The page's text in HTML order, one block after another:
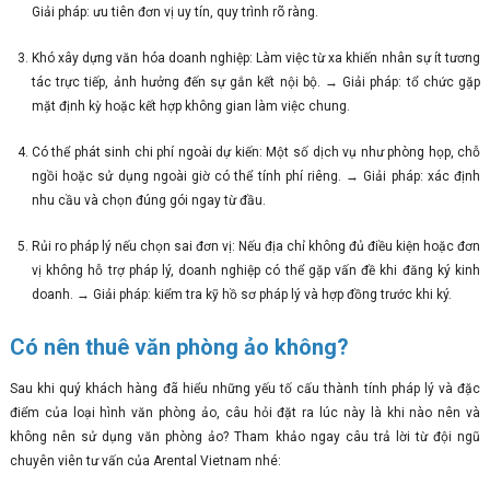
Giải pháp: ưu tiên đơn vị uy tín, quy trình rõ ràng.
Khó xây dựng văn hóa doanh nghiệp: Làm việc từ xa khiến nhân sự ít tương
tác trực tiếp, ảnh hưởng đến sự gắn kết nội bộ. → Giải pháp: tổ chức gặp
mặt định kỳ hoặc kết hợp không gian làm việc chung.
Có thể phát sinh chi phí ngoài dự kiến: Một số dịch vụ như phòng họp, chỗ
ngồi hoặc sử dụng ngoài giờ có thể tính phí riêng. → Giải pháp: xác định
nhu cầu và chọn đúng gói ngay từ đầu.
Rủi ro pháp lý nếu chọn sai đơn vị: Nếu địa chỉ không đủ điều kiện hoặc đơn
vị không hỗ trợ pháp lý, doanh nghiệp có thể gặp vấn đề khi đăng ký kinh
doanh. → Giải pháp: kiểm tra kỹ hồ sơ pháp lý và hợp đồng trước khi ký.
Có nên thuê văn phòng ảo không?
Sau khi quý khách hàng đã hiểu những yếu tố cấu thành tính pháp lý và đặc
điểm của loại hình văn phòng ảo, câu hỏi đặt ra lúc này là khi nào nên và
không nên sử dụng văn phòng ảo? Tham khảo ngay câu trả lời từ đội ngũ
chuyên viên tư vấn của Arental Vietnam nhé: